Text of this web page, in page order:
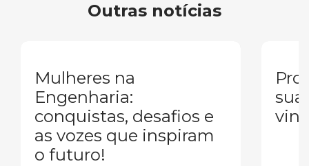
Outras notícias
Mulheres na
Engenharia:
conquistas, desafios e
as vozes que inspiram
o futuro!
sua